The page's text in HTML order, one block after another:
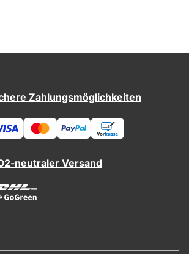
Zahlungsmöglichkeiten
neutraler Versand